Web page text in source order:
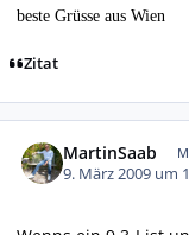
beste Grüsse aus Wien
Zitat
MartinSaab
9. März 2009 um